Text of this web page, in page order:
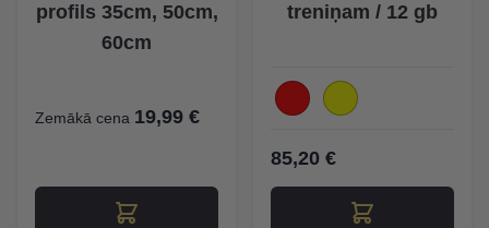
profils 35cm, 50cm,
60cm
Zemākā cena 19,99 €
treniņam / 12 gb
85,20 €